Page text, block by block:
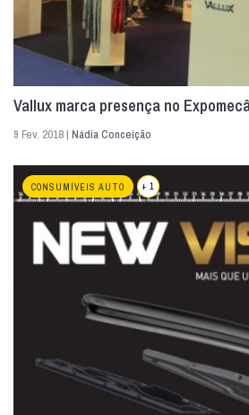
Vallux marca presença no
9 Fev. 2018 | Nádia Conceição
CONSUMÍVEIS AUTO + 1